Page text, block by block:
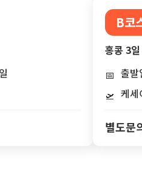
B코
홍콩 3
📅 출
🛫 케세
별도문